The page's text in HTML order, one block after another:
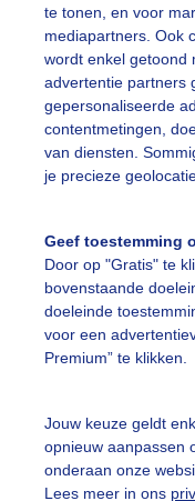
te tonen, en voor
mediapartners. Ook
wordt enkel getoond
advertentie partners
gepersonaliseerde
contentmetingen,
van diensten.
je precieze
Geef toestemming
Door op "Gratis" te
bovenstaande
doeleinde
voor een
Premium” te klikken.
Jouw keuze geldt
opnieuw aanpassen
onderaan onze
Lees meer in ons
slideshow
vragen